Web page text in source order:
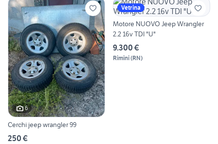
6
Cerchi jeep wrangler 99
250 €
Vetrina
Motore NUOVO Jeep Wrangler
2.2 16v TDI "U"
9.300 €
Rimini(RN)